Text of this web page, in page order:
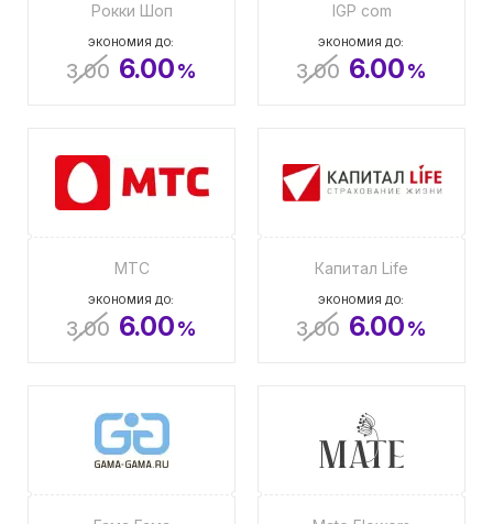
Рокки Шоп
ЭКОНОМИЯ ДО:
3.00 6.00%
IGP com
ЭКОНОМИЯ ДО:
3.00 6.00%
МТС
ЭКОНОМИЯ ДО:
3.00 6.00%
Капитал Life
ЭКОНОМИЯ ДО:
3.00 6.00%